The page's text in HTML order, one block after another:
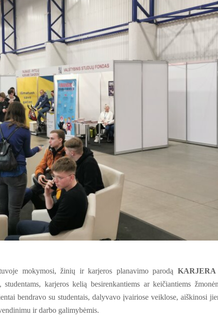
mokymosi, žinių ir karjeros planavimo parodą
karjeros kelią besirenkantiems ar keičiantiems
bendravo su studentais, dalyvavo įvairiose veiklose, aiškinosi
ir darbo galimybėmis.